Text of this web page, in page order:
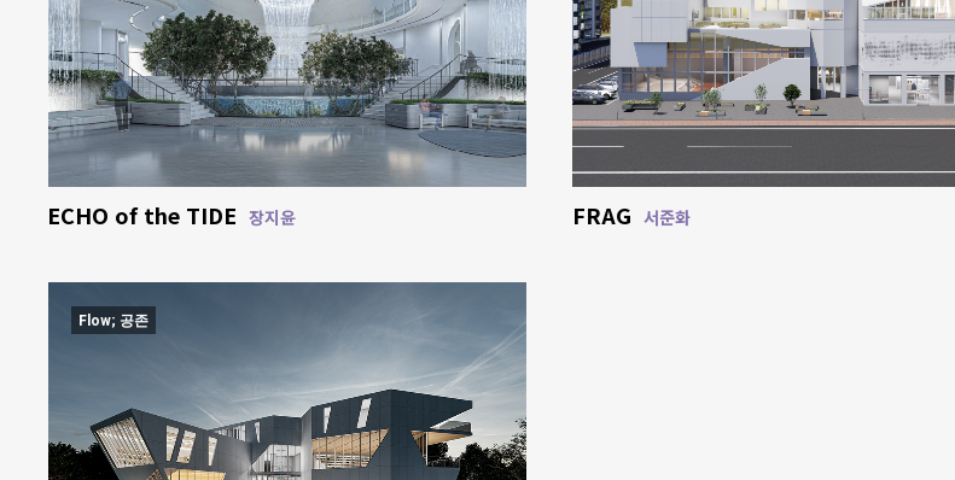
ECHO of the TIDE 장지윤 FRAG 서준화
Flow; 공존